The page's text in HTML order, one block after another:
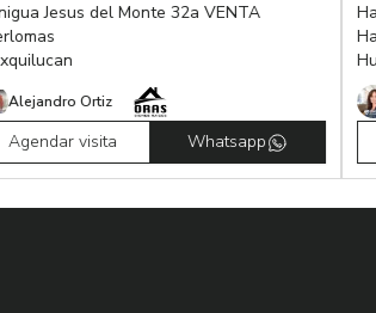
del Monte 32a VENTA
Ortiz
visita Whatsapp